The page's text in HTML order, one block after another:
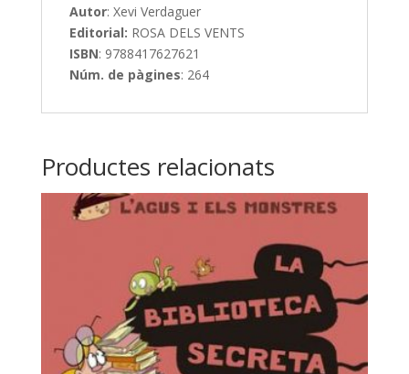
Autor: Xevi Verdaguer
Editorial: ROSA DELS VENTS
ISBN: 9788417627621
Núm. de pàgines: 264
Productes relacionats